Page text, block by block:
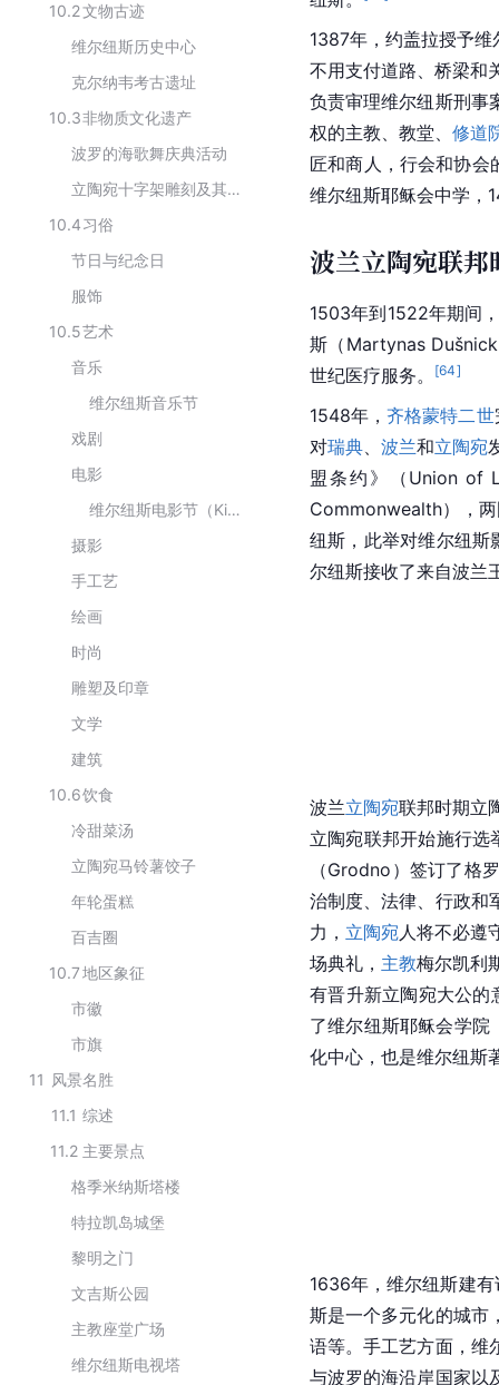
10.2文物古迹
维尔纽斯历史中心
克尔纳韦考古遗址
10.3非物质文化遗产
波罗的海歌舞庆典活动
立陶宛十字架雕刻及其象征
10.4习俗
节日与纪念日
服饰
10.5艺术
音乐
维尔纽斯音乐节
戏剧
电影
维尔纽斯电影节（Kino Pavasaris）
摄影
手工艺
绘画
时尚
雕塑及印章
文学
建筑
10.6饮食
冷甜菜汤
立陶宛马铃薯饺子
年轮蛋糕
百吉圈
10.7地区象征
市徽
市旗
11 风景名胜
11.1 综述
11.2 主要景点
格季米纳斯塔楼
特拉凯岛城堡
黎明之门
文吉斯公园
主教座堂广场
维尔纽斯电视塔
1387年，约盖拉授予
不用支付道路、桥梁和
负责审理维尔纽斯刑事
权的主教 、教堂、修道
匠和商人，行会和协会
维尔纽斯耶稣会中学，
波兰立陶宛联邦
1503年到1522年期间
斯（Martynas
世纪医疗服务。 [64]
1548年，齐格蒙特二世
对瑞典 、波兰和立陶宛
盟条约》（Union of
Commonwealth），
纽斯，此举对维尔纽斯
尔纽斯接收了来自波兰
波兰立陶宛联邦时期立
立陶宛联邦开始施行选
（Grodno）签订了格
治制度、法律、行政和
力， 立陶宛人将不必遵
场典礼， 主教梅尔凯利
有晋升新立陶宛大公的
了维尔纽斯耶稣会学
化中心，也是维尔纽斯
1636年，维尔纽斯建
斯是一个多元化的城市
语等。手工艺方面，维
与波罗的海沿岸国家以